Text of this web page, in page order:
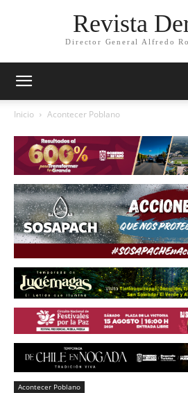
Revista
Director General Alfredo
Inicio Acontecer Poblano
Acontecer Poblano